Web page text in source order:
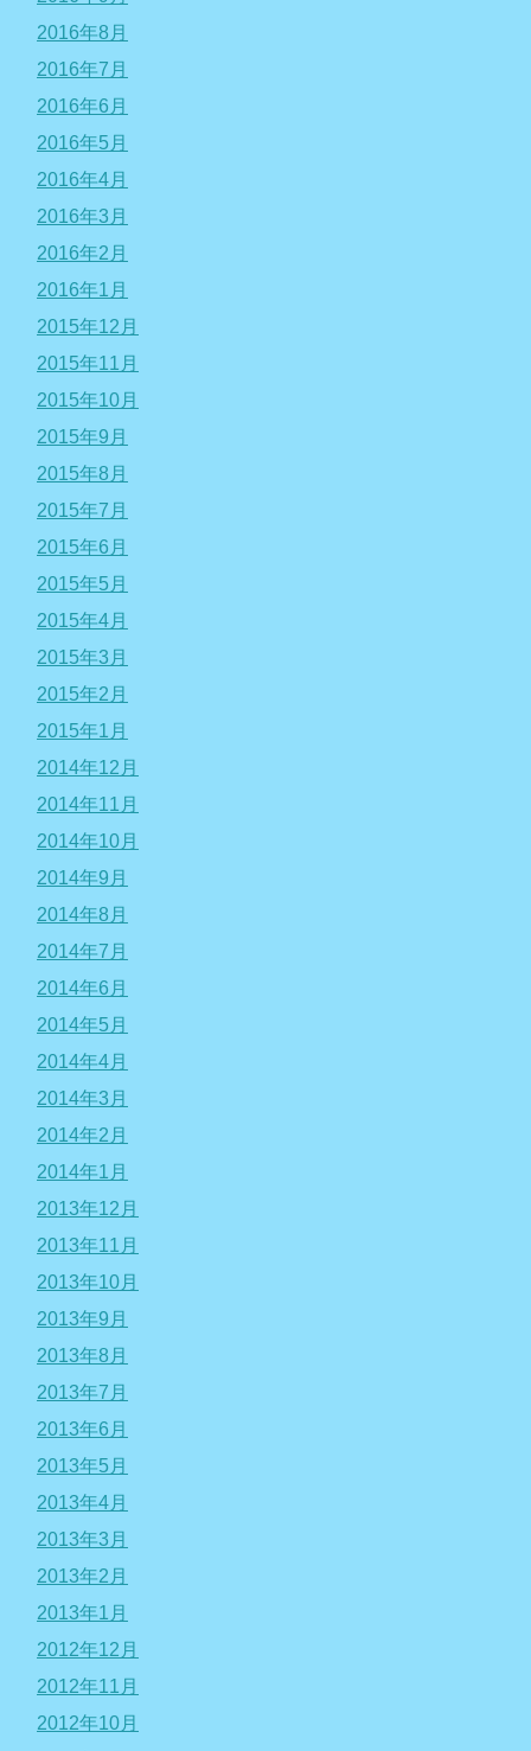
2016年8月
2016年7月
2016年6月
2016年5月
2016年4月
2016年3月
2016年2月
2016年1月
2015年12月
2015年11月
2015年10月
2015年9月
2015年8月
2015年7月
2015年6月
2015年5月
2015年4月
2015年3月
2015年2月
2015年1月
2014年12月
2014年11月
2014年10月
2014年9月
2014年8月
2014年7月
2014年6月
2014年5月
2014年4月
2014年3月
2014年2月
2014年1月
2013年12月
2013年11月
2013年10月
2013年9月
2013年8月
2013年7月
2013年6月
2013年5月
2013年4月
2013年3月
2013年2月
2013年1月
2012年12月
2012年11月
2012年10月